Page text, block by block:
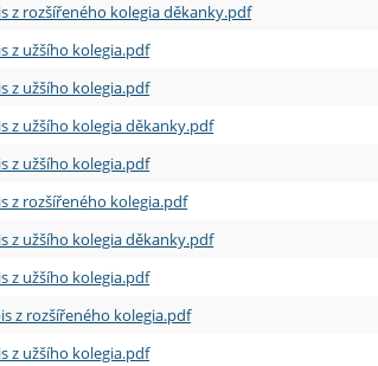
z rozšířeného kolegia děkanky.pdf
z užšího kolegia.pdf
z užšího kolegia.pdf
z užšího kolegia děkanky.pdf
z užšího kolegia.pdf
z rozšířeného kolegia.pdf
z užšího kolegia děkanky.pdf
z užšího kolegia.pdf
z rozšířeného kolegia.pdf
z užšího kolegia.pdf